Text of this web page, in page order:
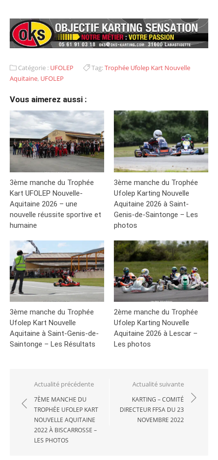
Catégorie : UFOLEP Tag:Trophée Ufolep Kart Nouvelle
Aquitaine, UFOLEP
Vous aimerez aussi :
3ème manche du Trophée
Kart UFOLEP Nouvelle-
Aquitaine 2026 – une
nouvelle réussite sportive et
humaine
3ème manche du Trophée
Ufolep Karting Nouvelle
Aquitaine 2026 à Saint-
Genis-de-Saintonge – Les
photos
3ème manche du Trophée
Ufolep Kart Nouvelle
Aquitaine à Saint-Genis-de-
Saintonge – Les Résultats
2ème manche du Trophée
Ufolep Karting Nouvelle
Aquitaine 2026 à Lescar –
Les photos
Navigation
de
l’article
Actualité précédente
7ÈME MANCHE DU
TROPHÉE UFOLEP KART
NOUVELLE AQUITAINE
2022 À BISCARROSSE –
LES PHOTOS
Actualité suivante
KARTING – COMITÉ
DIRECTEUR FFSA DU 23
NOVEMBRE 2022